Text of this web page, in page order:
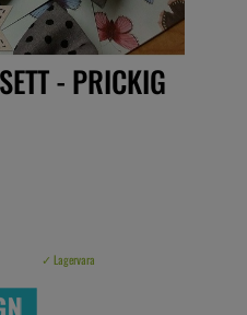
- PRICKIG
✓ Lagervara